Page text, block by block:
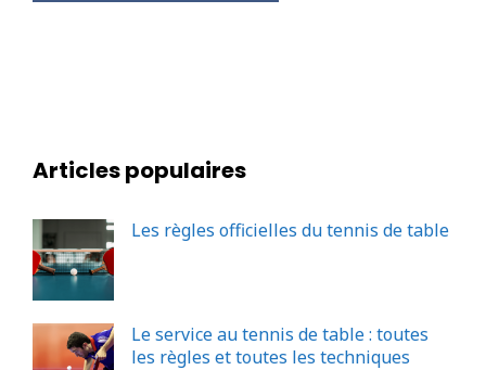
Articles populaires
Les règles officielles du tennis de table
Le service au tennis de table : toutes
les règles et toutes les techniques